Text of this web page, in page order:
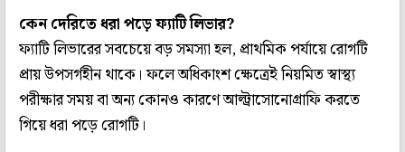
কেন দেরিতে ধরা পড়ে ফ্যাটি লিভার?
ফ্যাটি লিভারের সবচেয়ে বড় সমস্যা হল, প্রাথমিক পর্যায়ে রোগটি
প্রায় উপসর্গহীন থাকে। ফলে অধিকাংশ ক্ষেত্রেই নিয়মিত স্বাস্থ্য
পরীক্ষার সময় বা অন্য কোনও কারণে আল্ট্রাসোনোগ্রাফি করতে
গিয়ে ধরা পড়ে রোগটি।